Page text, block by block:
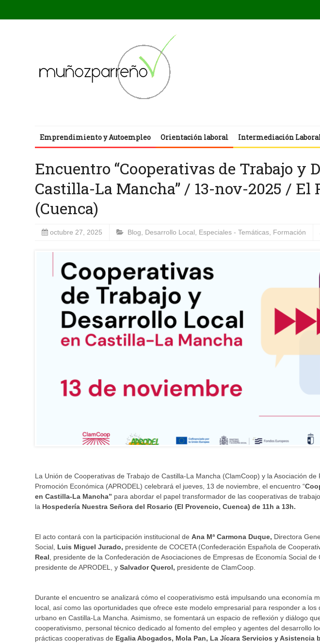
Emprendimiento y Autoempleo Orientación laboral Intermediación
Encuentro “Cooperativas de Trabajo y
Castilla-La Mancha” / 13-nov-2025 / El
(Cuenca)
octubre 27, 2025 Blog Desarrollo Local Especiales - Temáticas Formación
La Unión de Cooperativas de Trabajo de Castilla-La Mancha (ClamCoop) y la Asociación
Promoción Económica (APRODEL) celebrará el jueves, 13 de noviembre, el encuentro “
en Castilla-La Mancha” para abordar el papel transformador de las cooperativas de
la Hospedería Nuestra Señora del Rosario (El Provencio, Cuenca) de 11h a 13h.
El acto contará con la participación institucional de Ana Mª Carmona Duque, Directora
Social, Luis Miguel Jurado, presidente de COCETA (Confederación Española de
Real, presidente de la Confederación de Asociaciones de Empresas de Economía Social de
presidente de APRODEL, y Salvador Querol, presidente de ClamCoop.
Durante el encuentro se analizará cómo el cooperativismo está impulsando una economía
local, así como las oportunidades que ofrece este modelo empresarial para responder a
urbano en Castilla-La Mancha. Asimismo, se fomentará un espacio de reflexión y diálogo
cooperativismo, personal técnico dedicado al fomento del empleo y agentes del desarrollo
prácticas cooperativas de Egalia Abogados, Mola Pan, La Jícara Servicios y Asistencia